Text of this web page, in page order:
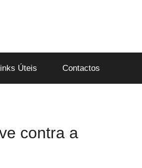
Úteis Contactos
contra a